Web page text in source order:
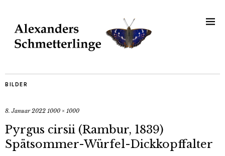
BILDER
8. Januar 2022 1000 × 1000
Pyrgus cirsii (Rambur, 1839)
Spätsommer-Würfel-Dickkopffalter